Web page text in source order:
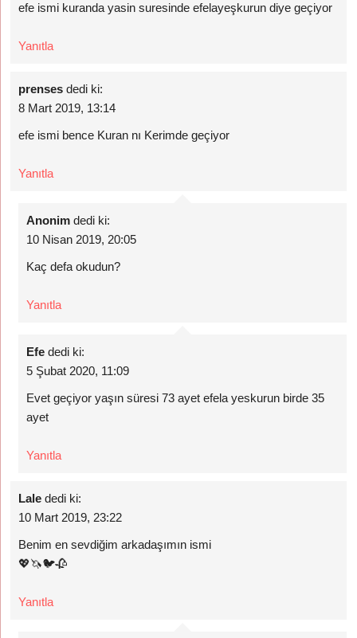
efe ismi kuranda yasin suresinde efelayeşkurun diye geçiyor
Yanıtla
prenses dedi ki:
8 Mart 2019, 13:14
efe ismi bence Kuran nı Kerimde geçiyor
Yanıtla
Anonim dedi ki:
10 Nisan 2019, 20:05
Kaç defa okudun?
Yanıtla
Efe dedi ki:
5 Şubat 2020, 11:09
Evet geçiyor yaşın süresi 73 ayet efela yeskurun birde 35
ayet
Yanıtla
Lale dedi ki:
10 Mart 2019, 23:22
Benim en sevdiğim arkadaşımın ismi
💖🦄🐦🥀
Yanıtla